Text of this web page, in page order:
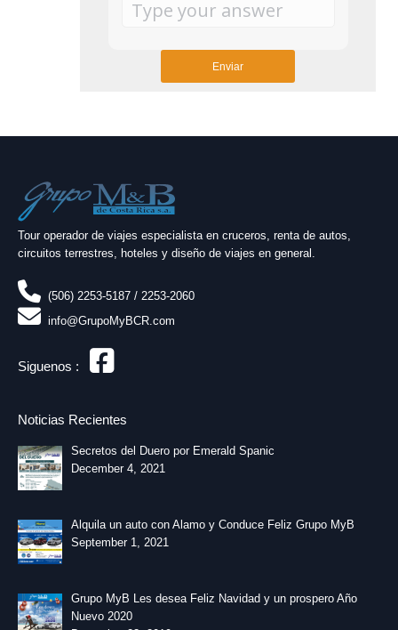
for
8
+
Tour operador de viajes especialista en cruceros, renta de autos,
circuitos terrestres, hoteles y diseño de viajes en general.
(506) 2253-5187 / 2253-2060
info@GrupoMyBCR.com
Siguenos :
Noticias Recientes
Secretos del Duero por Emerald Spanic
December 4, 2021
Alquila un auto con Alamo y Conduce Feliz Grupo MyB
September 1, 2021
Grupo MyB Les desea Feliz Navidad y un prospero Año
Nuevo 2020